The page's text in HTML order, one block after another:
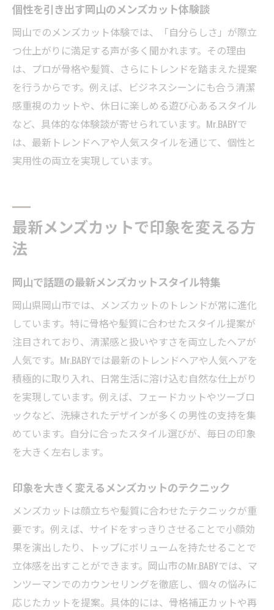
個性を引き出す岡山のメンズカット体験談
岡山でのメンズカット体験では、「自分らしさ」が際立
つ仕上がりに満足する声が多く聞かれます。その理由
は、プロが骨格や髪質、さらにトレンドを踏まえた提案
を行うからです。例えば、ビジネスシーンにも合う清潔
感重視のカットや、休日に楽しめる遊び心あるスタイル
など、具体的な体験談が寄せられています。Mr.BABYで
は、最新トレンドヘアや人気スタイルを通じて、個性と
実用性の両立を実現しています。
最新メンズカットで印象を変える方
法
岡山で話題の最新メンズカットスタイル特集
岡山県岡山市では、メンズカットのトレンドが常に進化
しています。特に骨格や髪質に合わせたスタイル提案が
注目されており、清潔感と扱いやすさを両立したヘアが
人気です。Mr.BABYでは最新のトレンドヘアや人気ヘアを
積極的に取り入れ、日常生活に溶け込む自然な仕上がり
を実現しています。例えば、フェードカットやツーブロ
ックなど、洗練されたデザインが多くの男性の支持を集
めています。自分に合ったスタイル選びが、毎日の印象
を大きく左右します。
印象を大きく変えるメンズカットのテクニック
メンズカットは顔立ちや髪質に合わせたテクニックが重
要です。例えば、サイドをすっきりさせることで小顔効
果を演出したり、トップにボリュームを持たせることで
立体感を出すことができます。岡山市のMr.BABYでは、マ
ンツーマンでのカウンセリングを徹底し、個々の悩みに
応じたカットを提案。具体的には、骨格補正カットや再